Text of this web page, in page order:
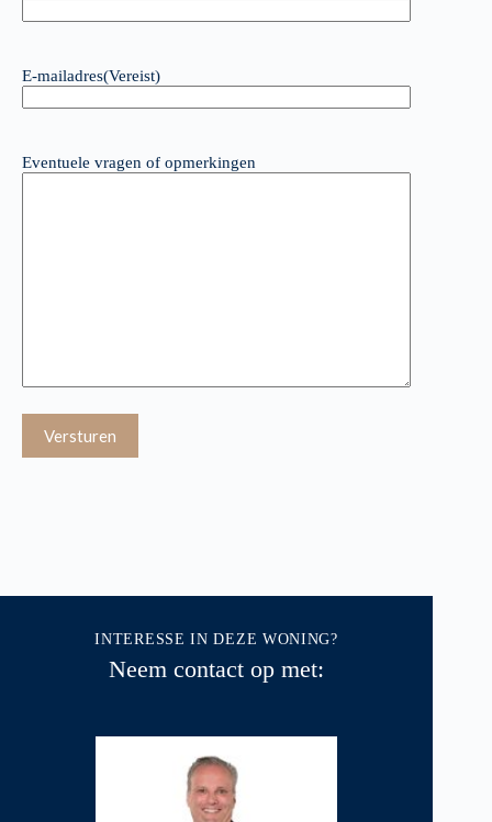
E-mailadres(Vereist)
Eventuele vragen of opmerkingen
INTERESSE IN DEZE WONING?
Neem contact op met: